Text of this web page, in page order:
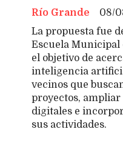
Río Grande
08/
La propuesta fue
Escuela Municipal
el objetivo de
inteligencia
vecinos que
proyectos,
digitales e
sus actividades.